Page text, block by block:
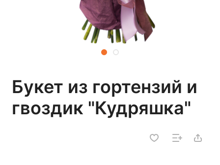
Букет из гортензий и
гвоздик "Кудряшка"